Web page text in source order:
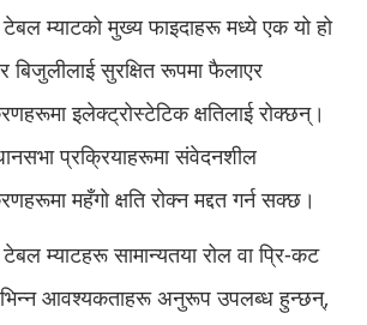
म्याटको मुख्य फाइदाहरू मध्ये एक यो हो
बिजुलीलाई सुरक्षित रूपमा फैलाएर
इलेक्ट्रोस्टेटिक क्षतिलाई रोक्छन्।
प्रक्रियाहरूमा संवेदनशील
महँगो क्षति रोक्न मद्दत गर्न सक्छ।
म्याटहरू सामान्यतया रोल वा प्रि-कट
आवश्यकताहरू अनुरूप उपलब्ध हुन्छन्,